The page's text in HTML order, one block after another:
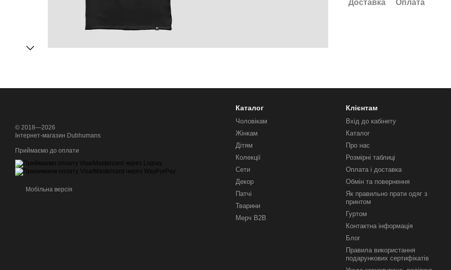
Доставка
Оплата
© 2018—2026
Інтернет-магазин Dubhumans
Приймаємо до оплати
Мобільна версія
Каталог
Чоловікам
Жінкам
Дітям
Колекції
Сети
Декор
Патчі
Тварини
Мерч B2B
Клієнтам
Вхід до кабінету
Каталог
Про нас
Розмірні таблиці
Оплата і доставка
Обмін та повернення
Як правильно прати одяг з
принтом
Гуртом
Контактна інформація
Блог
Правила використання
подарункових сертифікатів